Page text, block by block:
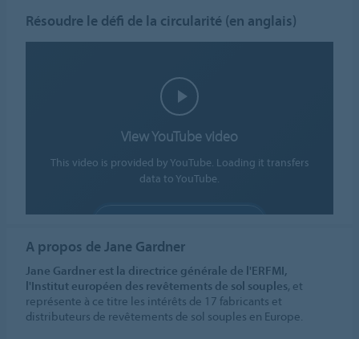
Résoudre le défi de la circularité (en anglais)
View YouTube video
This video is provided by YouTube. Loading it transfers
data to YouTube.
Cookie settings
A propos de Jane Gardner
Jane Gardner est la directrice générale de l'ERFMI,
l'Institut européen des revêtements de sol souples, et
représente à ce titre les intérêts de 17 fabricants et
distributeurs de revêtements de sol souples en Europe.